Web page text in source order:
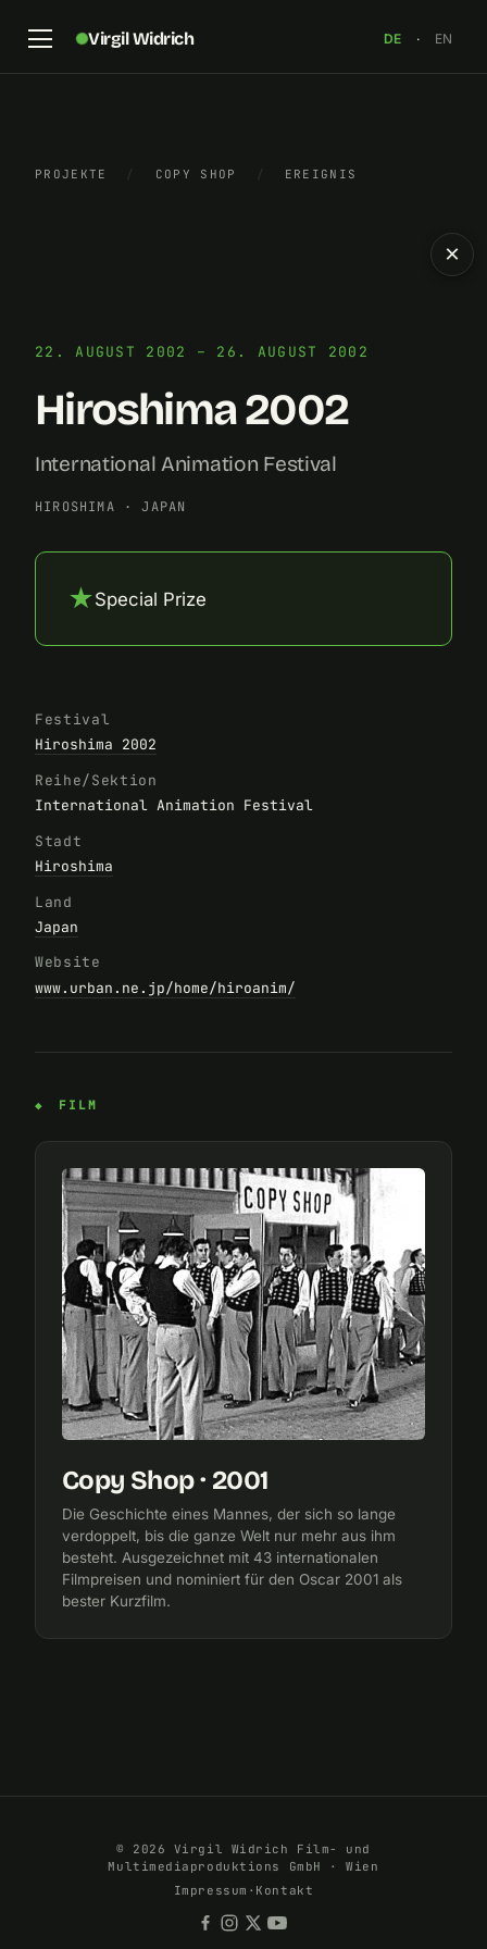
Virgil Widrich DE · EN
PROJEKTE / COPY SHOP / EREIGNIS
22. AUGUST 2002 – 26. AUGUST 2002
Hiroshima 2002
International Animation Festival
HIROSHIMA ·JAPAN
★Special Prize
Festival
Hiroshima 2002
Reihe/Sektion
International Animation Festival
Stadt
Hiroshima
Land
Japan
Website
www.urban.ne.jp/home/hiroanim/
FILM
Copy Shop · 2001
Die Geschichte eines Mannes, der sich so lange
verdoppelt, bis die ganze Welt nur mehr aus ihm
besteht. Ausgezeichnet mit 43 internationalen
Filmpreisen und nominiert für den Oscar 2001 als
bester Kurzfilm.
×
© 2026 Virgil Widrich Film- und
Multimediaproduktions GmbH · Wien
Impressum · Kontakt